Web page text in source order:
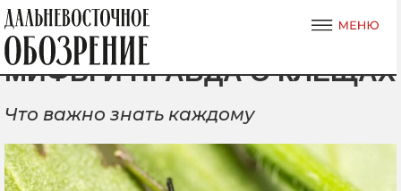
МИФЫ И ПРАВДА О КЛЕЩАХ
Что важно знать каждому